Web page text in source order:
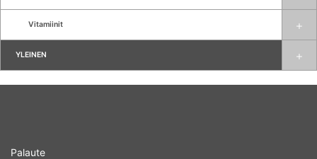
Vitamiinit
YLEINEN
Palaute